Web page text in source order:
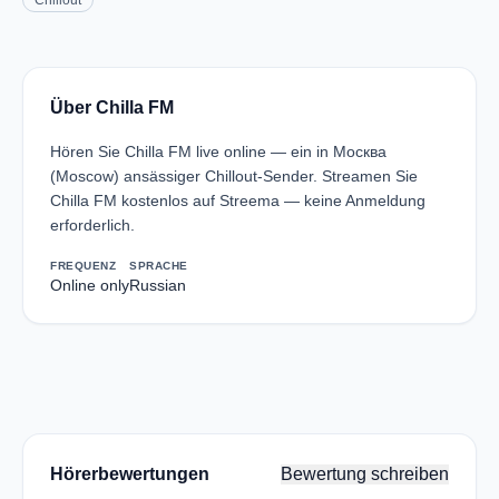
Über Chilla FM
Hören Sie Chilla FM live online — ein in Москва
(Moscow) ansässiger Chillout-Sender. Streamen Sie
Chilla FM kostenlos auf Streema — keine Anmeldung
erforderlich.
FREQUENZ
Online only
SPRACHE
Russian
Hörerbewertungen Bewertung schreiben